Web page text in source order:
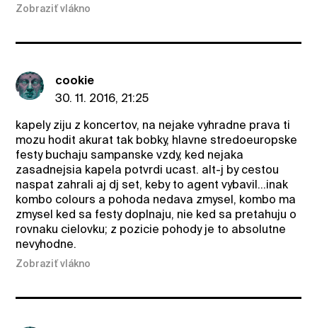
Zobraziť vlákno
cookie
30. 11. 2016, 21:25
kapely ziju z koncertov, na nejake vyhradne prava ti
mozu hodit akurat tak bobky, hlavne stredoeuropske
festy buchaju sampanske vzdy, ked nejaka
zasadnejsia kapela potvrdi ucast. alt-j by cestou
naspat zahrali aj dj set, keby to agent vybavil...inak
kombo colours a pohoda nedava zmysel, kombo ma
zmysel ked sa festy doplnaju, nie ked sa pretahuju o
rovnaku cielovku; z pozicie pohody je to absolutne
nevyhodne.
Zobraziť vlákno